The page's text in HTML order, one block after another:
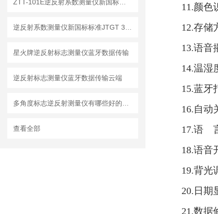
星火牌逆反射标志测量仪蓝牙数据传输
逆反射标志测量仪蓝牙数据传输云端
查看全部
11.颜色
12.存储
13.语音
14.温湿
15.蓝牙
16.自动
17.语
18.语音
19.背光
20.日期
21.数据